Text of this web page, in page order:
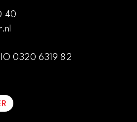
40
0320 6319 82